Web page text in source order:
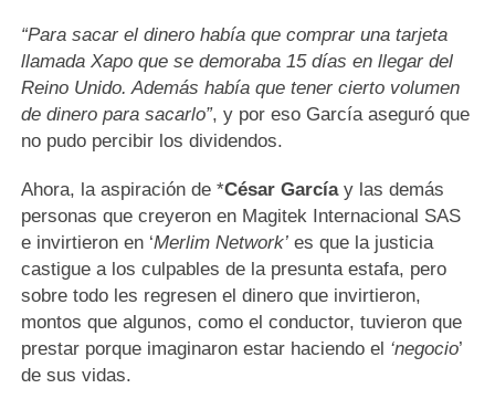
“Para sacar el dinero había que comprar una tarjeta
llamada Xapo que se demoraba 15 días en llegar del
Reino Unido. Además había que tener cierto volumen
de dinero para sacarlo”, y por eso García aseguró que
no pudo percibir los dividendos.
Ahora, la aspiración de *César Garcíay las demás
personas que creyeron en Magitek Internacional SAS
e invirtieron en ‘Merlim Network’ es que la justicia
castigue a los culpables de la presunta estafa, pero
sobre todo les regresen el dinero que invirtieron,
montos que algunos, como el conductor, tuvieron que
prestar porque imaginaron estar haciendo el ‘negocio’
de sus vidas.